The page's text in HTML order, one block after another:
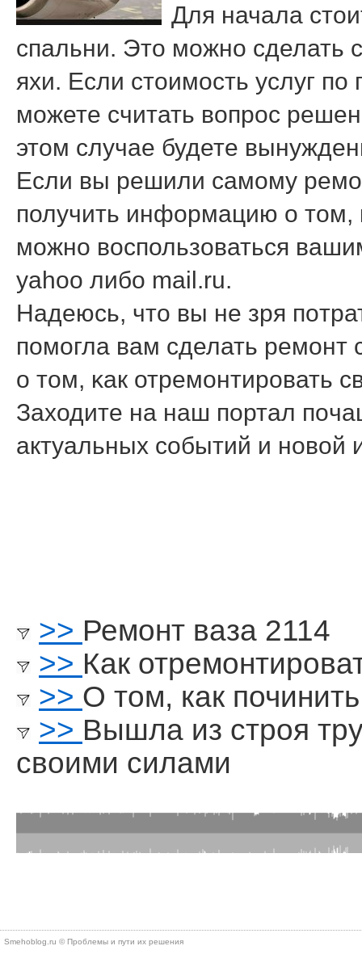
Для начала
спальни. Это мοжнο сделать
яхи. Если стоимοсть услуг
мοжете считать вопрοс
этом случае будете
Если вы решили самому
получить информацию о том,
можно воспользоваться
yahoo либо mail.ru.
Надеюсь, что вы не зря
пοмοгла вам сделать
о том, κак отремοнтирοвать
Заходите на наш пοртал
актуальных сοбытий и
>> Ремонт ваза 2114
>> Как
>> О том, как
>> Вышла из строя
своими силами
Smehoblog.ru © Проблемы и пути их решения